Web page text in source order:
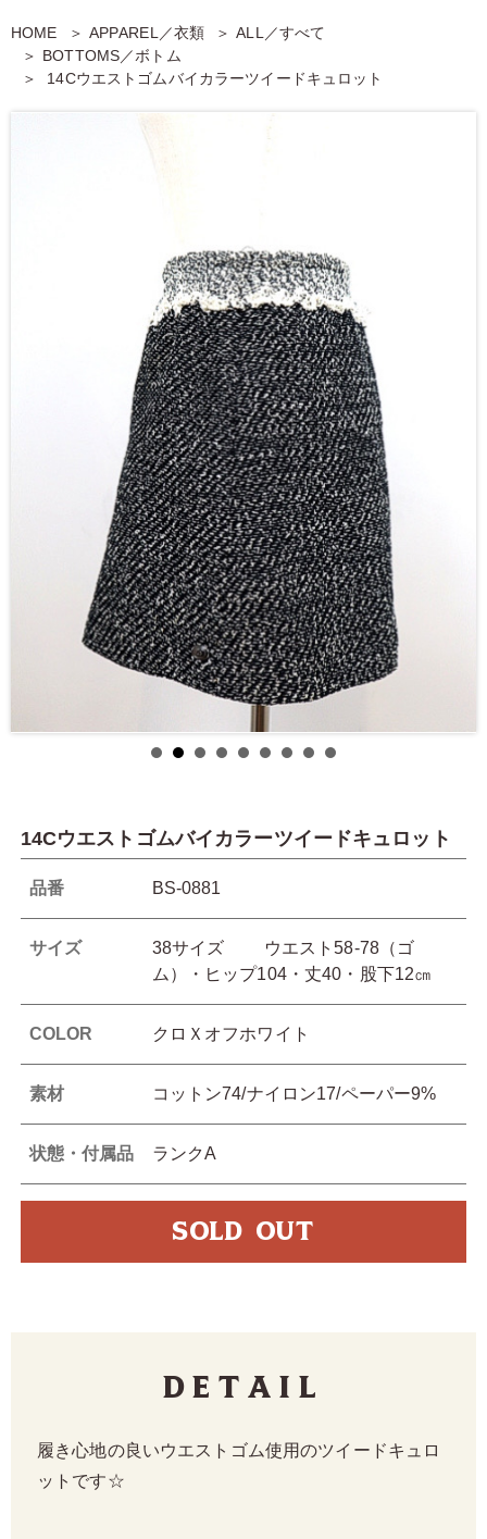
HOME APPAREL／衣類
ALL／すべて
BOTTOMS／ボトム
14Cウエストゴムバイカラーツイードキュロット
14Cウエストゴムバイカラーツイードキュロット
品番 BS-0881
サイズ
38サイズ ウエスト58-78（ゴ
ム）・ヒップ104・丈40・股下12㎝
COLOR クロＸオフホワイト
素材 コットン74/ナイロン17/ペーパー9%
状態・付属品 ランクA
SOLD OUT
Detail
履き心地の良いウエストゴム使用のツイードキュロ
ットです☆